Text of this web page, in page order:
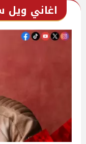
اغاني